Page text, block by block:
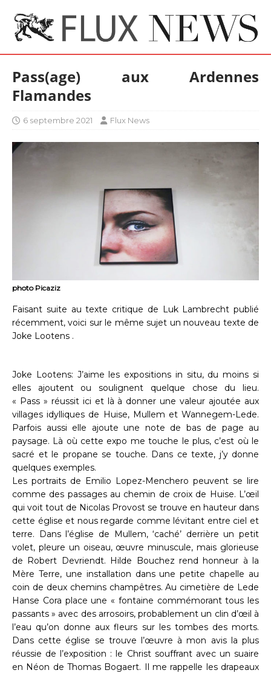
Pass(age) aux Ardennes
Flamandes
6 septembre 2021 Flux News
photo Picaziz
Faisant suite au texte critique de Luk Lambrecht publié
récemment, voici sur le même sujet un nouveau texte de
Joke Lootens .
Joke Lootens: J’aime les expositions in situ, du moins si
elles ajoutent ou soulignent quelque chose du lieu.
« Pass » réussit ici et là à donner une valeur ajoutée aux
villages idylliques de Huise, Mullem et Wannegem-Lede.
Parfois aussi elle ajoute une note de bas de page au
paysage. Là où cette expo me touche le plus, c’est où le
sacré et le propane se touche. Dans ce texte, j’y donne
quelques exemples.
Les portraits de Emilio Lopez-Menchero peuvent se lire
comme des passages au chemin de croix de Huise. L’œil
qui voit tout de Nicolas Provost se trouve en hauteur dans
cette église et nous regarde comme lévitant entre ciel et
terre. Dans l’église de Mullem, ‘caché’ derrière un petit
volet, pleure un oiseau, œuvre minuscule, mais glorieuse
de Robert Devriendt. Hilde Bouchez rend honneur à la
Mère Terre, une installation dans une petite chapelle au
coin de deux chemins champêtres. Au cimetière de Lede
Hanse Cora place une « fontaine commémorant tous les
passants » avec des arrosoirs, probablement un clin d’œil à
l’eau qu’on donne aux fleurs sur les tombes des morts.
Dans cette église se trouve l’œuvre à mon avis la plus
réussie de l’exposition : le Christ souffrant avec un suaire
en Néon de Thomas Bogaert. Il me rappelle les drapeaux